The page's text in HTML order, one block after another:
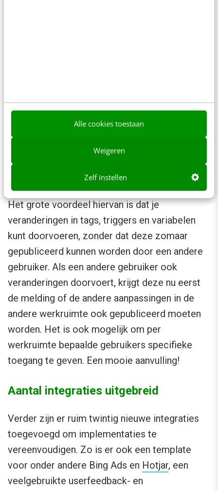
Alle cookies toestaan
Weigeren
Zelf instellen
Het grote voordeel hiervan is dat je
veranderingen in tags, triggers en variabelen
kunt doorvoeren, zonder dat deze zomaar
gepubliceerd kunnen worden door een andere
gebruiker. Als een andere gebruiker ook
veranderingen doorvoert, krijgt deze nu eerst
de melding of de andere aanpassingen in de
andere werkruimte ook gepubliceerd moeten
worden. Het is ook mogelijk om per
werkruimte bepaalde gebruikers specifieke
toegang te geven. Een mooie aanvulling!
Aantal integraties uitgebreid
Verder zijn er ruim twintig nieuwe integraties
toegevoegd om implementaties te
vereenvoudigen. Zo is er ook een template
voor onder andere Bing Ads en Hotjar, een
veelgebruikte userfeedback- en